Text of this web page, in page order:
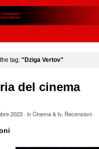
tag: "Dziga Vertov"
del cinema
2023· inCinema & tv, Recensioni·